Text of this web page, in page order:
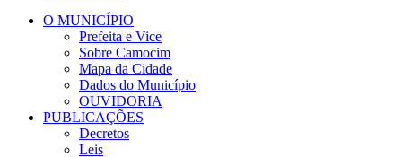
O MUNICÍPIO
Prefeita e Vice
Sobre Camocim
Mapa da Cidade
Dados do Município
OUVIDORIA
PUBLICAÇÕES
Decretos
Leis